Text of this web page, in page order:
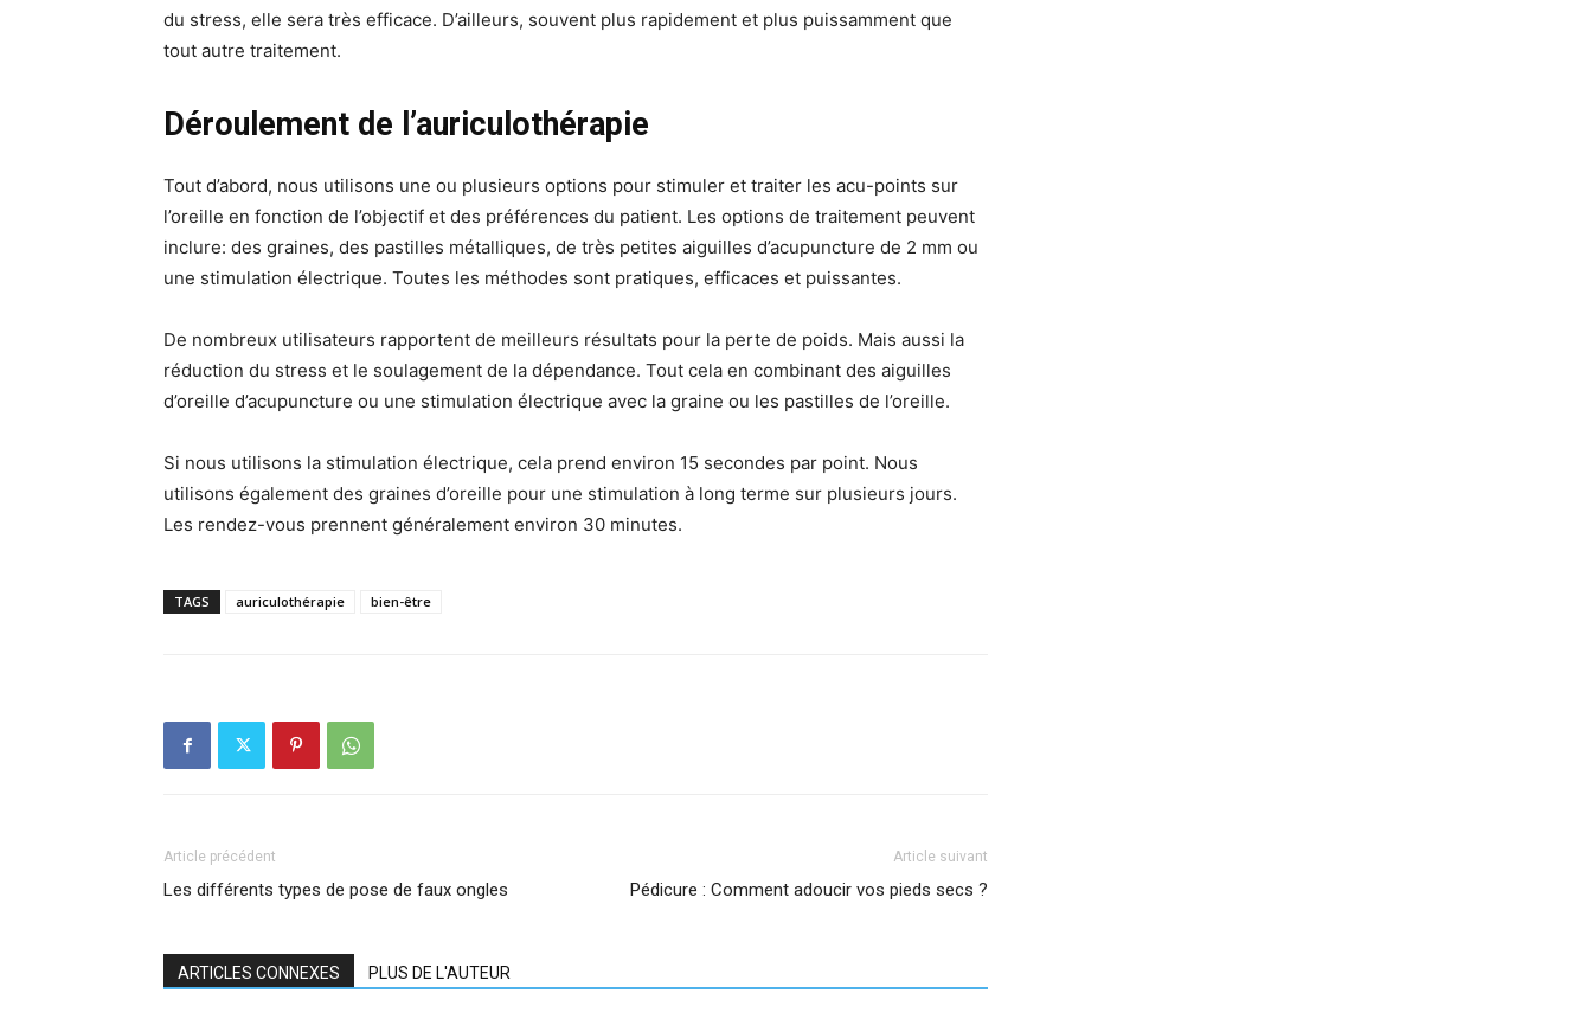
du stress, elle sera très efficace. D’ailleurs, souvent plus rapidement et plus puissamment que
tout autre traitement.
Déroulement de l’auriculothérapie
Tout d’abord, nous utilisons une ou plusieurs options pour stimuler et traiter les acu-points sur
l’oreille en fonction de l’objectif et des préférences du patient. Les options de traitement peuvent
inclure: des graines, des pastilles métalliques, de très petites aiguilles d’acupuncture de 2 mm ou
une stimulation électrique. Toutes les méthodes sont pratiques, efficaces et puissantes.
De nombreux utilisateurs rapportent de meilleurs résultats pour la perte de poids. Mais aussi la
réduction du stress et le soulagement de la dépendance. Tout cela en combinant des aiguilles
d’oreille d’acupuncture ou une stimulation électrique avec la graine ou les pastilles de l’oreille.
Si nous utilisons la stimulation électrique, cela prend environ 15 secondes par point. Nous
utilisons également des graines d’oreille pour une stimulation à long terme sur plusieurs jours.
Les rendez-vous prennent généralement environ 30 minutes.
TAGS auriculothérapie bien-être
Article précédent
Les différents types de pose de faux ongles
Article suivant
Pédicure : Comment adoucir vos pieds secs ?
ARTICLES CONNEXES PLUS DE L'AUTEUR